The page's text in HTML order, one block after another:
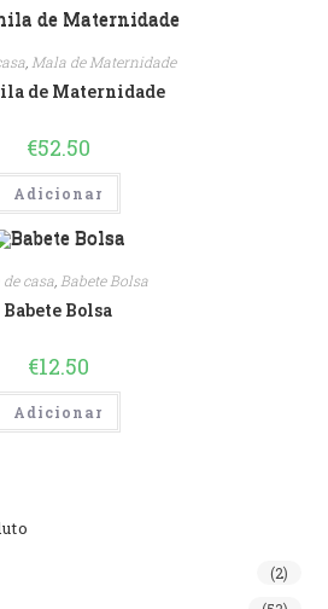
Mala de Maternidade
de Maternidade
€52.50
Adicionar
casa, Babete Bolsa
Babete Bolsa
€12.50
Adicionar
(2)